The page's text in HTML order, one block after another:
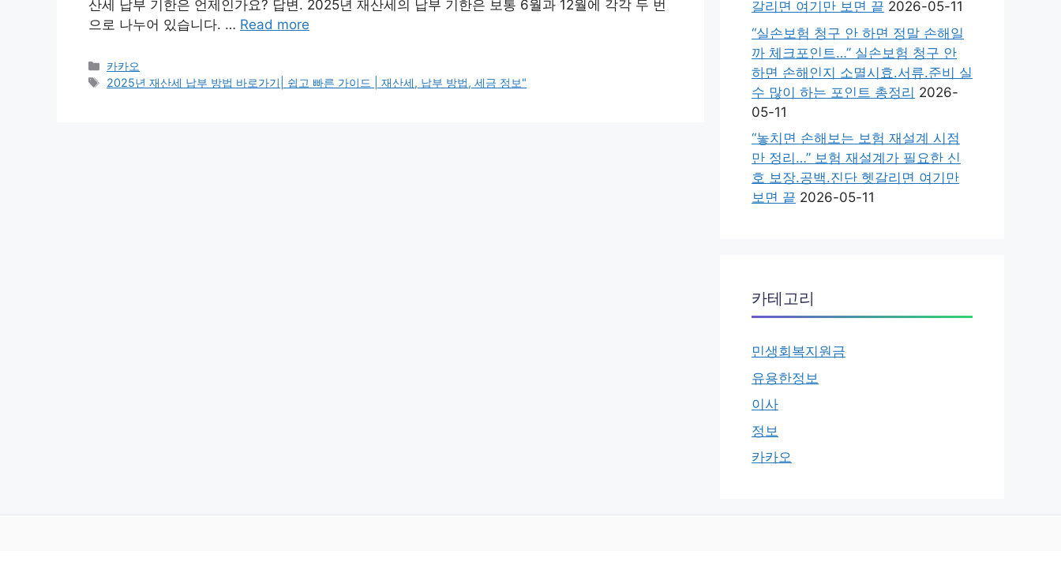
산세 납부 기한은 언제인가요? 답변. 2025년 재산세의 납부 기한은 보통 6월과 12월에 각각 두 번
으로 나누어 있습니다. … Read more
카
테
카카오
태
2025년 재산세 납부 방법 바로가기| 쉽고 빠른 가이드 | 재산세, 납부 방법, 세금 정보"
갈리면 여기만 보면 끝 2026-05-11
“실손보험 청구 안 하면 정말 손해일
까 체크포인트…” 실손보험 청구 안
하면 손해인지 소멸시효.서류.준비 실
수 많이 하는 포인트 총정리 2026-
05-11
“놓치면 손해보는 보험 재설계 시점
만 정리…” 보험 재설계가 필요한 신
호 보장.공백.진단 헷갈리면 여기만
보면 끝 2026-05-11
카테고리
민생회복지원금
유용한정보
이사
정보
카카오